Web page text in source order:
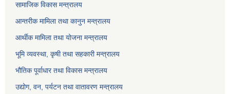
सामाजिक विकास मन्त्रालय
आन्तरीक मामिला तथा कानुन मन्त्रालय
आर्थीक मामिला तथा योजना मन्त्रालय
भूमि व्यवस्था, कृषी तथा सहकारी मन्त्रालय
भौतिक पूर्वाधार तथा विकास मन्त्रालय
उद्योग, वन, पर्यटन तथा वातावरण मन्त्रालय